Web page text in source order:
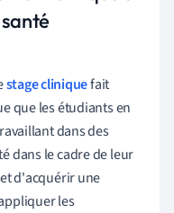
stage cliniquefait
que les étudiants en
dans des
dans le cadre de leur
d'acquérir une
les